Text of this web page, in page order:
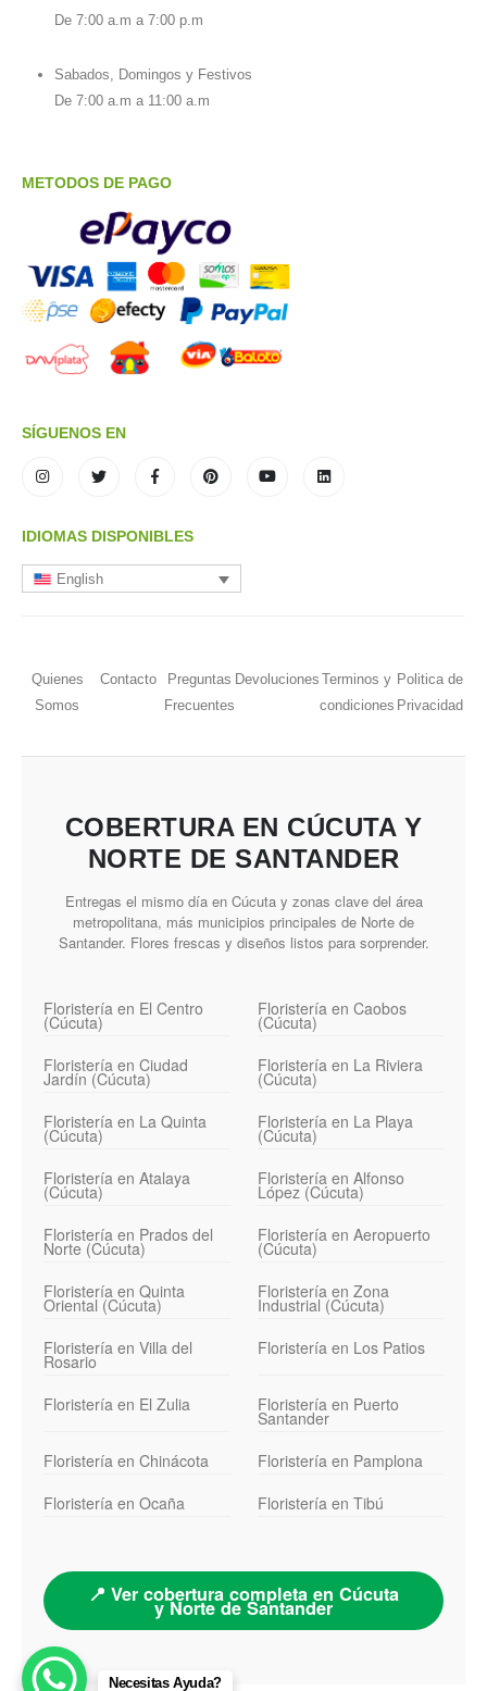
De 7:00 a.m a 7:00 p.m
Sabados, Domingos y Festivos
De 7:00 a.m a 11:00 a.m
METODOS DE PAGO
SÍGUENOS EN
IDIOMAS DISPONIBLES
English
Quienes
Somos
Contacto
Preguntas
Frecuentes
Devoluciones Terminos y
condiciones
Politica de
Privacidad
COBERTURA EN CÚCUTA Y
NORTE DE SANTANDER
Entregas el mismo día en Cúcuta y zonas clave del área
metropolitana, más municipios principales de Norte de
Santander. Flores frescas y diseños listos para sorprender.
Floristería en El Centro
(Cúcuta)
Floristería en Caobos
(Cúcuta)
Floristería en Ciudad
Jardín (Cúcuta)
Floristería en La Riviera
(Cúcuta)
Floristería en La Quinta
(Cúcuta)
Floristería en La Playa
(Cúcuta)
Floristería en Atalaya
(Cúcuta)
Floristería en Alfonso
López (Cúcuta)
Floristería en Prados del
Norte (Cúcuta)
Floristería en Aeropuerto
(Cúcuta)
Floristería en Quinta
Oriental (Cúcuta)
Floristería en Zona
Industrial (Cúcuta)
Floristería en Villa del
Rosario
Floristería en Los Patios
Floristería en El Zulia Floristería en Puerto
Santander
Floristería en Chinácota
Floristería en Pamplona
Floristería en Ocaña
Floristería en Tibú
📍 Ver cobertura completa en Cúcuta
y Norte de Santander
Necesitas Ayuda?